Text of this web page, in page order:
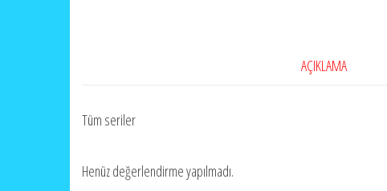
AÇIKLAMA
Tüm seriler
Henüz değerlendirme yapılmadı.